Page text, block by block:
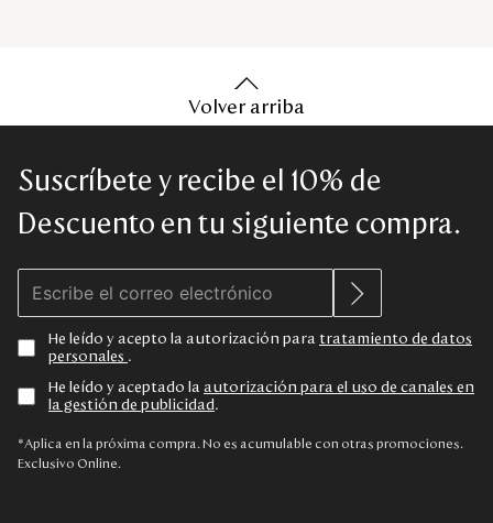
Volver arriba
Suscríbete y recibe el 10% de
Descuento en tu siguiente compra.
He leído y acepto la autorización para tratamiento de datos
personales .
He leído y aceptado la autorización para el uso de canales en
la gestión de publicidad .
*Aplica en la próxima compra. No es acumulable con otras promociones.
Exclusivo Online.